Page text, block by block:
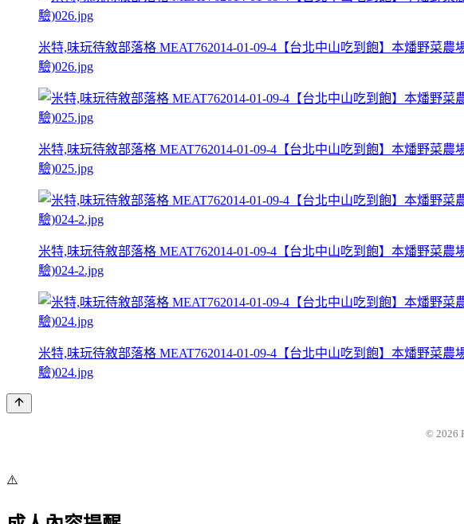
米特,味玩待敘部落格 MEAT762014-01-09-4【台北中山吃到飽】本燔野菜
驗)026.jpg
米特,味玩待敘部落格 MEAT762014-01-09-4【台北中山吃到飽】本燔野菜
驗)025.jpg
米特,味玩待敘部落格 MEAT762014-01-09-4【台北中山吃到飽】本燔野菜
驗)024-2.jpg
米特,味玩待敘部落格 MEAT762014-01-09-4【台北中山吃到飽】本燔野菜
驗)024.jpg
© 2026
⚠️